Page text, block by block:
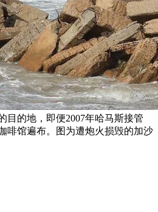
目的地，即便2007年哈马斯接管
啡馆遍布。图为遭炮火损毁的加沙